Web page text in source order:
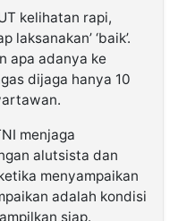
kelihatan rapi,
laksanakan’ ‘baik’.
apa adanya ke
dijaga hanya 10
menjaga
alutsista dan
menyampaikan
adalah kondisi
siap.